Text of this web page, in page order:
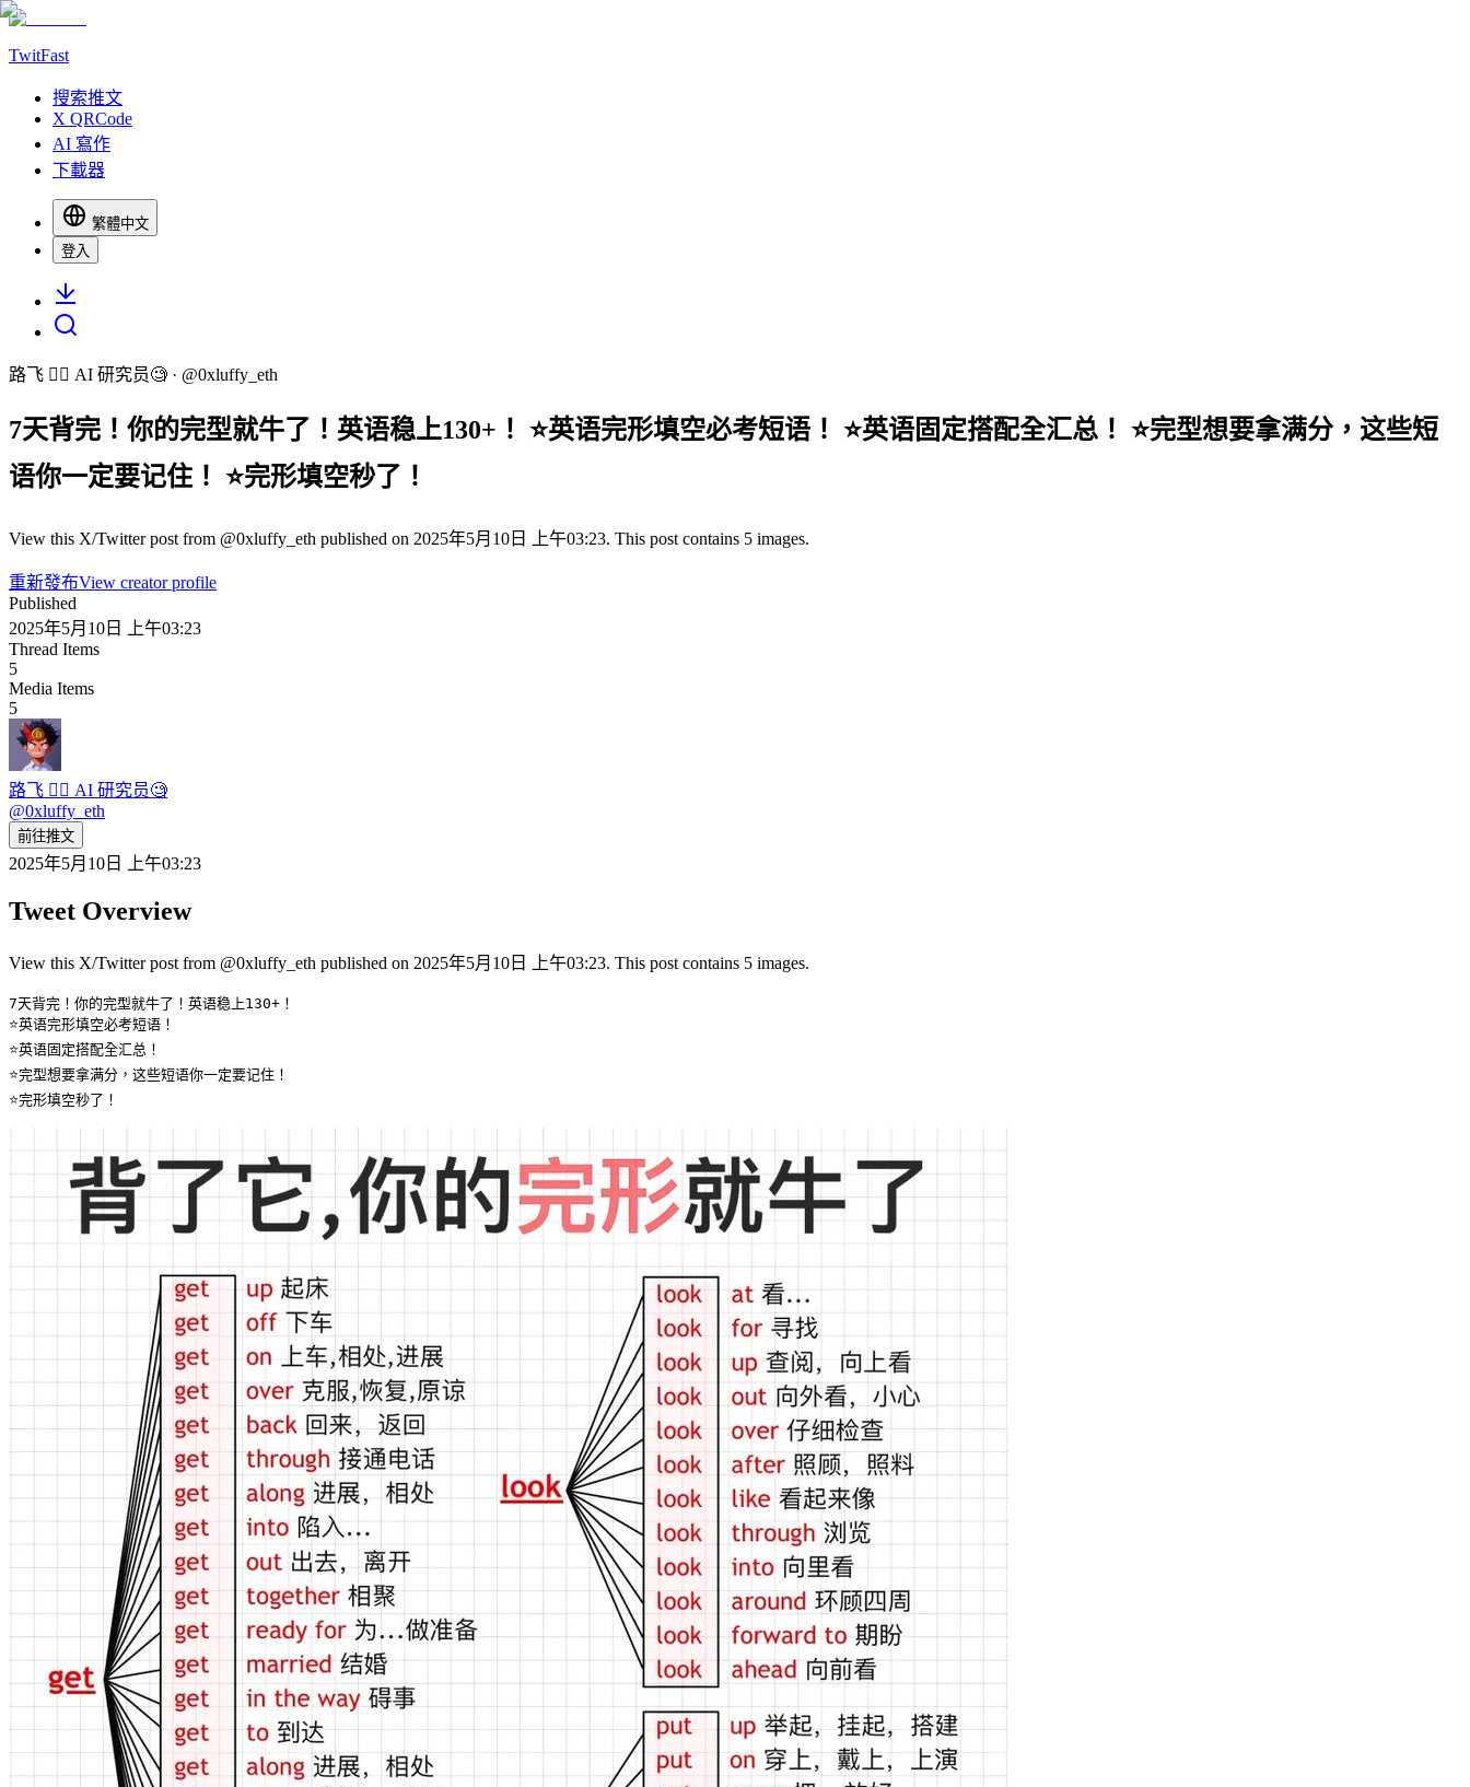
TwitFast
搜索推文
X QRCode
AI 寫作
下載器
繁體中文
登入
路飞 🏴‍☠️ AI 研究员🧐 · @0xluffy_eth
7天背完！你的完型就牛了！英语稳上130+！ ⭐️英语完形填空必考短语！ ⭐️英语固定搭配全汇总！ ⭐️完型想要拿满分，这些短
语你一定要记住！ ⭐️完形填空秒了！
View this X/Twitter post from @0xluffy_eth published on 2025年5月10日 上午03:23. This post contains 5 images.
重新發布View creator profile
Published
2025年5月10日 上午03:23
Thread Items
5
Media Items
5
路飞 🏴‍☠️ AI 研究员🧐
@0xluffy_eth
前往推文
2025年5月10日 上午03:23
Tweet Overview
View this X/Twitter post from @0xluffy_eth published on 2025年5月10日 上午03:23. This post contains 5 images.
7天背完！你的完型就牛了！英语稳上130+！
⭐️英语完形填空必考短语！
⭐️英语固定搭配全汇总！
⭐️完型想要拿满分，这些短语你一定要记住！
⭐️完形填空秒了！